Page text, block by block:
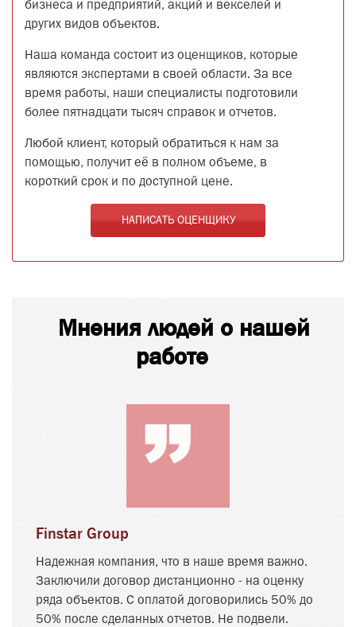
бизнеса и предприятий, акций и векселей и
других видов объектов.
Наша команда состоит из оценщиков, которые
являются экспертами в своей области. За все
время работы, наши специалисты подготовили
более пятнадцати тысяч справок и отчетов.
Любой клиент, который обратиться к нам за
помощью, получит её в полном объеме, в
короткий срок и по доступной цене.
НАПИСАТЬ ОЦЕНЩИКУ
Мнения людей о нашей
работе
Finstar Group
Надежная компания, что в наше время важно.
Заключили договор дистанционно - на оценку
ряда объектов. С оплатой договорились 50% до
50% после сделанных отчетов. Не подвели.